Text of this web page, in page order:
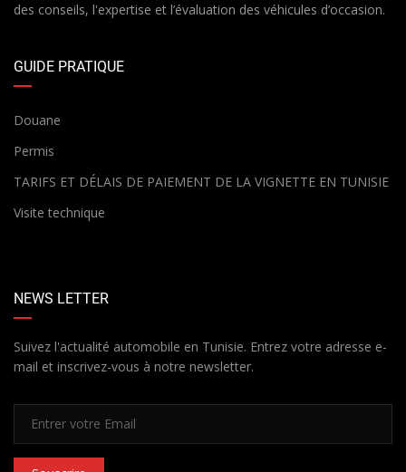
des conseils, l'expertise et l’évaluation des véhicules d’occasion.
GUIDE PRATIQUE
Douane
Permis
TARIFS ET DÉLAIS DE PAIEMENT DE LA VIGNETTE EN TUNISIE
Visite technique
NEWS LETTER
Suivez l'actualité automobile en Tunisie. Entrez votre adresse e-
mail et inscrivez-vous à notre newsletter.